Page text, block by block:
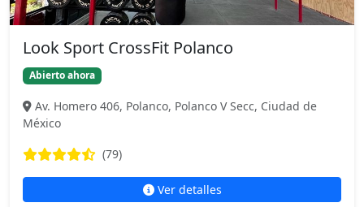
Look Sport CrossFit Polanco
Abierto ahora
Av. Homero 406, Polanco, Polanco V Secc, Ciudad de
México
(79)
Ver detalles